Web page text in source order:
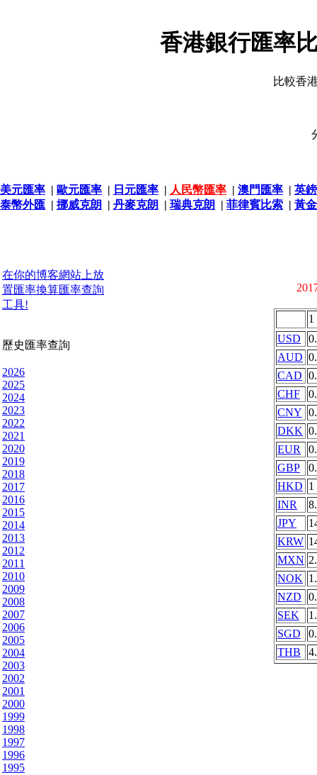
香港銀行匯率
比較香
美元匯率 | 歐元匯率 | 日元匯率 | 人民幣匯率 | 澳門匯率 | 英
泰幣外匯 | 挪威克朗 | 丹麥克朗 | 瑞典克朗 | 菲律賓比索 | 黃
在你的博客網站上放
置匯率換算匯率查詢
工具!
歷史匯率查詢
2026
2025
2024
2023
2022
2021
2020
2019
2018
2017
2016
2015
2014
2013
2012
2011
2010
2009
2008
2007
2006
2005
2004
2003
2002
2001
2000
1999
1998
1997
1996
1995
1
USD
AUD
CAD
CHF
CNY
DKK
EUR
GBP
HKD 1
INR
JPY
KRW
MXN
NOK
NZD
SEK
SGD
THB